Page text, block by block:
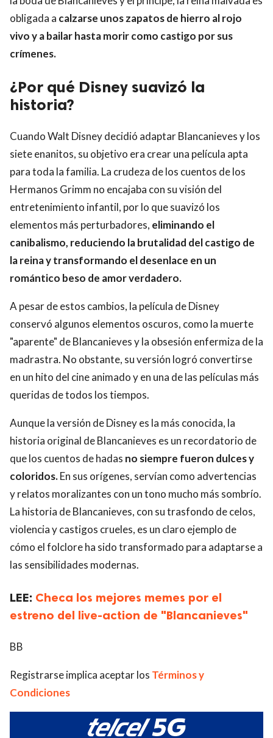
obligada a calzarse unos zapatos de hierro al rojo
vivo y a bailar hasta morir como castigo por sus
crímenes.
¿Por qué Disney suavizó la
historia?
Cuando Walt Disney decidió adaptar Blancanieves y los
siete enanitos, su objetivo era crear una película apta
para toda la familia. La crudeza de los cuentos de los
Hermanos Grimm no encajaba con su visión del
entretenimiento infantil, por lo que suavizó los
elementos más perturbadores, eliminando el
canibalismo, reduciendo la brutalidad del castigo de
la reina y transformando el desenlace en un
romántico beso de amor verdadero.
A pesar de estos cambios, la película de Disney
conservó algunos elementos oscuros, como la muerte
"aparente" de Blancanieves y la obsesión enfermiza de la
madrastra. No obstante, su versión logró convertirse
en un hito del cine animado y en una de las películas más
queridas de todos los tiempos.
Aunque la versión de Disney es la más conocida, la
historia original de Blancanieves es un recordatorio de
que los cuentos de hadas no siempre fueron dulces y
coloridos.En sus orígenes, servían como advertencias
y relatos moralizantes con un tono mucho más sombrío.
La historia de Blancanieves, con su trasfondo de celos,
violencia y castigos crueles, es un claro ejemplo de
cómo el folclore ha sido transformado para adaptarse a
las sensibilidades modernas.
LEE: Checa los mejores memes por el
estreno del live-action de "Blancanieves"
BB
Registrarse implica aceptar los Términos y
Condiciones